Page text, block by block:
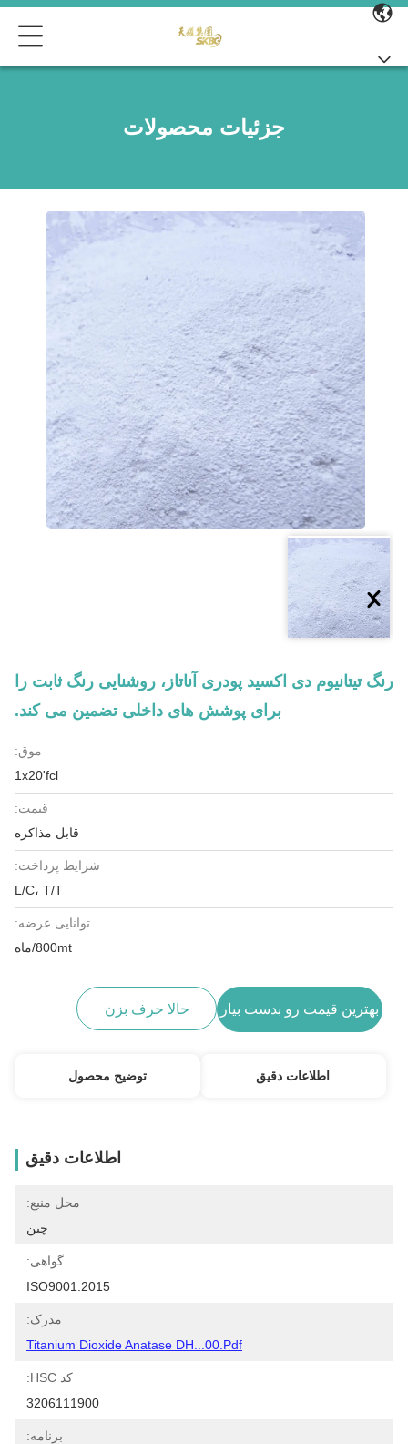
جزئیات محصولات
رنگ تیتانیوم دی اکسید پودری آناتاز، روشنایی رنگ ثابت را
برای پوشش های داخلی تضمین می کند.
موق:
1x20'fcl
قیمت:
قابل مذاکره
شرایط پرداخت:
L/C، T/T
توانایی عرضه:
800mt/ماه
بهترین قیمت رو بدست بیار حالا حرف بزن
اطلاعات دقیق توضیح محصول
اطلاعات دقیق
محل منبع:
چین
گواهی:
ISO9001:2015
مدرک:
Titanium Dioxide Anatase DH...00.pdf
کد HSC:
3206111900
برنامه: